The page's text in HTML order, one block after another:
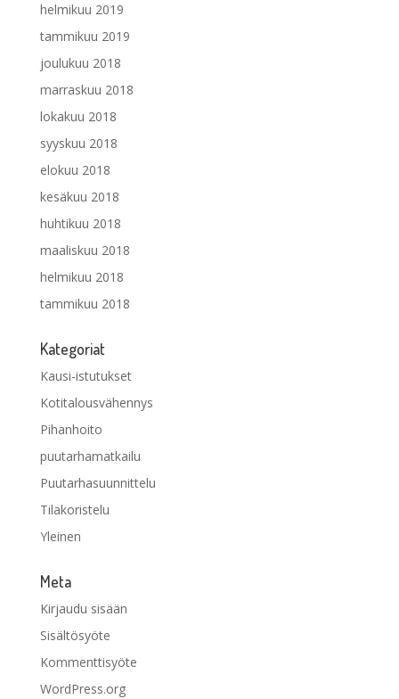
helmikuu 2019
tammikuu 2019
joulukuu 2018
marraskuu 2018
lokakuu 2018
syyskuu 2018
elokuu 2018
kesäkuu 2018
huhtikuu 2018
maaliskuu 2018
helmikuu 2018
tammikuu 2018
Kategoriat
Kausi-istutukset
Kotitalousvähennys
Pihanhoito
puutarhamatkailu
Puutarhasuunnittelu
Tilakoristelu
Yleinen
Meta
Kirjaudu sisään
Sisältösyöte
Kommenttisyöte
WordPress.org